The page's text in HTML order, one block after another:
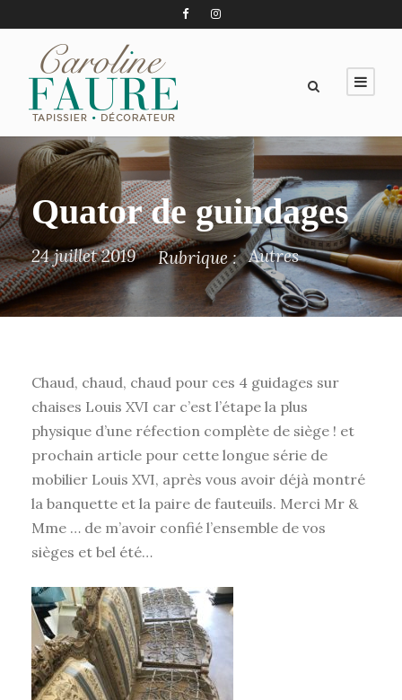
Quator de guindages
24 juillet 2019 Rubrique : Autres
Chaud, chaud, chaud pour ces 4 guidages sur
chaises Louis XVI car c’est l’étape la plus
physique d’une réfection complète de siège ! et
prochain article pour cette longue série de
mobilier Louis XVI, après vous avoir déjà montré
la banquette et la paire de fauteuils. Merci Mr &
Mme … de m’avoir confié l’ensemble de vos
sièges et bel été…